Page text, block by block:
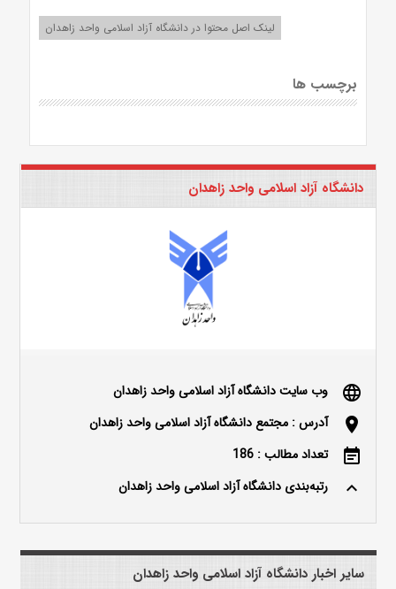
لینک اصل محتوا در دانشگاه آزاد اسلامی واحد زاهدان
برچسب ها
دانشگاه آزاد اسلامی واحد زاهدان
language وب سایت دانشگاه آزاد اسلامی واحد زاهدان
location_on آدرس : مجتمع دانشگاه آزاد اسلامی واحد زاهدان
event_note تعداد مطالب : 186
keyboard_arrow_up رتبه‌بندی دانشگاه آزاد اسلامی واحد زاهدان
سایر اخبار دانشگاه آزاد اسلامی واحد زاهدان